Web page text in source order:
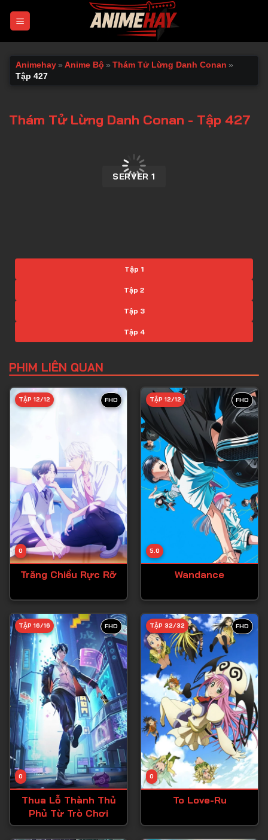
Animehay » Anime Bộ » Thám Tử Lừng Danh Conan »
Tập 427
Thám Tử Lừng Danh Conan - Tập 427
SERVER 1
Tập 1
Tập 2
Tập 3
Tập 4
Tập 6
Tập 7
Tập 8
Tập 9
Tập 10
Tập 11
Tập 13
Tập 14
Tập 15
Tập 17
Tập 18
Tập 19
Tập 20
Tập 21
Tập 22
Tập 23
Tập 24
Tập 25
Tập 26
PHIM LIÊN QUAN
FHD
0
TẬP 12/12
Trăng Chiều Rực Rỡ
FHD
5.0
TẬP 12/12
Wandance
FHD
0
TẬP 16/16
Thua Lỗ Thành Thủ
Phủ Từ Trò Chơi
FHD
0
TẬP 32/32
To Love-Ru